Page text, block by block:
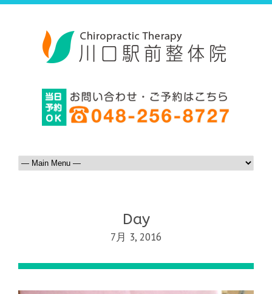
Day
7月 3, 2016